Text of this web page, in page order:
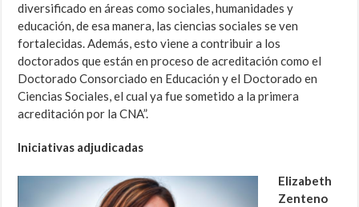
diversificado en áreas como sociales, humanidades y
educación, de esa manera, las ciencias sociales se ven
fortalecidas. Además, esto viene a contribuir a los
doctorados que están en proceso de acreditación como el
Doctorado Consorciado en Educación y el Doctorado en
Ciencias Sociales, el cual ya fue sometido a la primera
acreditación por la CNA”.
Iniciativas adjudicadas
Elizabeth
Zenteno